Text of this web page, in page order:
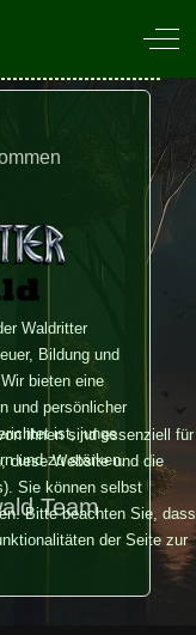
Off-
Waldritter
Bildung und
bieten eine
und persönlicher
ist, junge
und zu stärken.
Team
ihnen sind essenziell für
diese Website und die
Sie können selbst
Bitte beachten Sie, dass
der Seite zur